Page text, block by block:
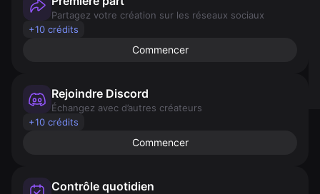
Partagez votre création sur les réseaux sociaux
+10 crédits
Commencer
Rejoindre Discord
Échangez avec d’autres créateurs
+10 crédits
Commencer
Contrôle quotidien